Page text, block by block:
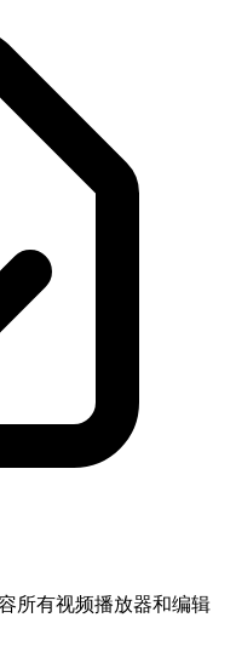
所有视频播放器和编辑